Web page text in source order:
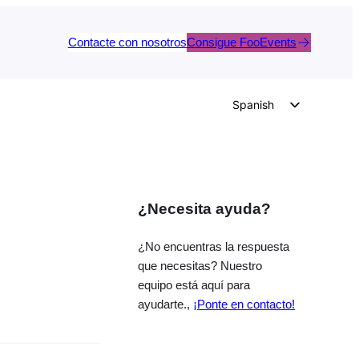
Contacte con nosotrosConsigue FooEvents
Spanish
Italian
French
Polish
¿Necesita ayuda?
¿No encuentras la respuesta
que necesitas? Nuestro
equipo está aquí para
ayudarte., ¡Ponte en contacto!